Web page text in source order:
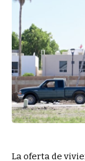
La oferta de